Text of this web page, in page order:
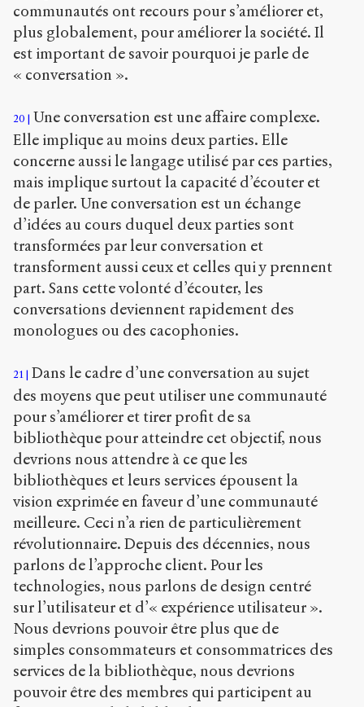
communautés ont recours pour s’améliorer et,
plus globalement, pour améliorer la société. Il
est important de savoir pourquoi je parle de
« conversation ».
20
Une conversation est une affaire complexe.
Elle implique au moins deux parties. Elle
concerne aussi le langage utilisé par ces parties,
mais implique surtout la capacité d’écouter et
de parler. Une conversation est un échange
d’idées au cours duquel deux parties sont
transformées par leur conversation et
transforment aussi ceux et celles qui y prennent
part. Sans cette volonté d’écouter, les
conversations deviennent rapidement des
monologues ou des cacophonies.
21 Dans le cadre d’une conversation au sujet
des moyens que peut utiliser une communauté
pour s’améliorer et tirer profit de sa
bibliothèque pour atteindre cet objectif, nous
devrions nous attendre à ce que les
bibliothèques et leurs services épousent la
vision exprimée en faveur d’une communauté
meilleure. Ceci n’a rien de particulièrement
révolutionnaire. Depuis des décennies, nous
parlons de l’approche client. Pour les
technologies, nous parlons de design centré
sur l’utilisateur et d’« expérience utilisateur ».
Nous devrions pouvoir être plus que de
simples consommateurs et consommatrices des
services de la bibliothèque, nous devrions
pouvoir être des membres qui participent au